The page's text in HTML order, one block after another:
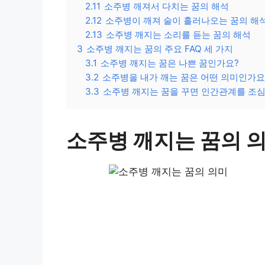
2.11 소주병 깨져서 다치는 꿈의 해석
2.12 소주병이 깨져 술이 흘러나오는 꿈의 해
2.13 소주병 깨지는 소리를 듣는 꿈의 해석
3 소주병 깨지는 꿈의 주요 FAQ 세 가지
3.1 소주병 깨지는 꿈은 나쁜 꿈인가요?
3.2 소주병을 내가 깨는 꿈은 어떤 의미인가
3.3 소주병 깨지는 꿈을 꾸면 인간관계를 조
소주병 깨지는 꿈의